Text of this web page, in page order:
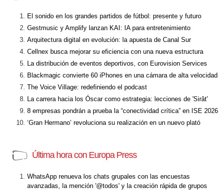
El sonido en los grandes partidos de fútbol: presente y futuro
Gestmusic y Amplify lanzan KAI: IA para entretenimiento
Arquitectura digital en evolución: la apuesta de Canal Sur
Cellnex busca mejorar su eficiencia con una nueva estructura
La distribución de eventos deportivos, con Eurovision Services
Blackmagic convierte 60 iPhones en una cámara de alta velocidad
The Voice Village: redefiniendo el podcast
La carrera hacia los Óscar como estrategia: lecciones de 'Sirât'
8 empresas pondrán a prueba la “conectividad crítica” en ISE 2026
‘Gran Hermano’ revoluciona su realización en un nuevo plató
Última hora con Europa Press
WhatsApp renueva los chats grupales con las encuestas
avanzadas, la mención '@todos' y la creación rápida de grupos